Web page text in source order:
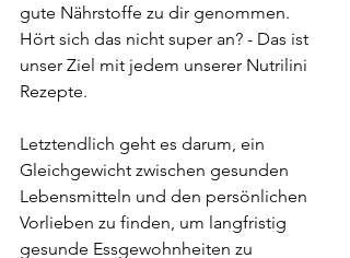
gute Nährstoffe zu dir genommen.
Hört sich das nicht super an? - Das ist
unser Ziel mit jedem unserer Nutrilini
Rezepte.
Letztendlich geht es darum, ein
Gleichgewicht zwischen gesunden
Lebensmitteln und den persönlichen
Vorlieben zu finden, um langfristig
gesunde Essgewohnheiten zu